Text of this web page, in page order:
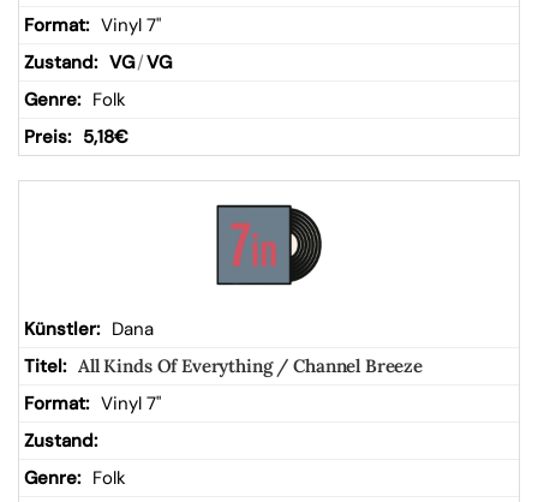
Vinyl 7"
VG/VG
Folk
5,18€
Dana
All Kinds Of Everything / Channel Breeze
Vinyl 7"
Folk